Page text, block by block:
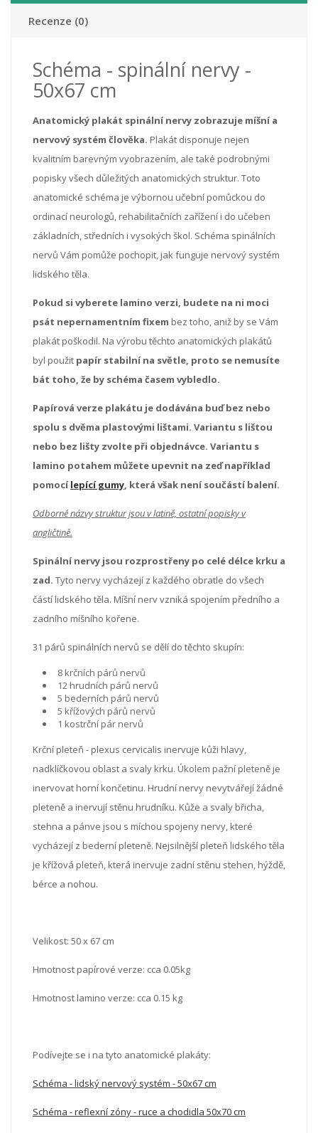
Recenze (0)
Schéma - spinální nervy -
50x67 cm
Anatomický plakát spinální nervy zobrazuje míšní a
nervový systém člověka. Plakát disponuje nejen
kvalitním barevným vyobrazením, ale také podrobnými
popisky všech důležitých anatomických struktur. Toto
anatomické schéma je výbornou učební pomůckou do
ordinací neurologů, rehabilitačních zařížení i do učeben
základních, středních i vysokých škol. Schéma spinálních
nervů Vám pomůže pochopit, jak funguje nervový systém
lidského těla.
Pokud si vyberete lamino verzi, budete na ni moci
psát nepernamentním fixem bez toho, aniž by se Vám
plakát poškodil. Na výrobu těchto anatomických plakátů
byl použit papír stabilní na světle, proto se nemusíte
bát toho, že by schéma časem vybledlo.
Papírová verze plakátu je dodávána buď bez nebo
spolu s dvěma plastovými lištami. Variantu s lištou
nebo bez lišty zvolte při objednávce. Variantu s
lamino potahem můžete upevnit na zeď například
pomocílepící gumy, která však není součástí balení.
Odborné názvy struktur jsou v latině, ostatní popisky v
angličtině.
Spinální nervy jsou rozprostřeny po celé délce krku a
zad. Tyto nervy vycházejí z každého obratle do všech
částí lidského těla. Míšní nerv vzniká spojením předního a
zadního míšního kořene.
31 párů spinálních nervů se dělí do těchto skupín:
8 krčních párů nervů
12 hrudních párů nervů
5 bederních párů nervů
5 křížových párů nervů
1 kostrční pár nervů
Krční pleteň - plexus cervicalis inervuje kůži hlavy,
nadklíčkovou oblast a svaly krku. Úkolem pažní pleteně je
inervovat horní končetinu. Hrudní nervy nevytvářejí žádné
pleteně a inervují stěnu hrudníku. Kůže a svaly břicha,
stehna a pánve jsou s míchou spojeny nervy, které
vycházejí z bederní pleteně. Nejsilnější pleteň lidského těla
je křížová pleteň, která inervuje zadní stěnu stehen, hýždě,
bérce a nohou.
Velikost: 50 x 67 cm
Hmotnost papírové verze: cca 0.05kg
Hmotnost lamino verze: cca 0.15 kg
Podívejte se i na tyto anatomické plakáty:
Schéma - lidský nervový systém - 50x67 cm
Schéma - reflexní zóny - ruce a chodidla 50x70 cm